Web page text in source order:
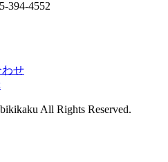
All Rights Reserved.